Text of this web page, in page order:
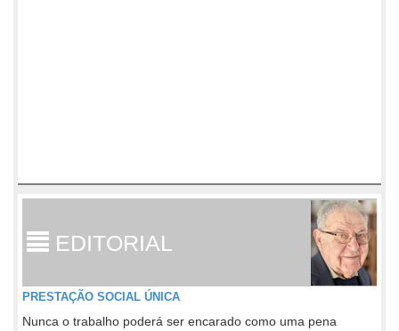
EDITORIAL
PRESTAÇÃO SOCIAL ÚNICA
Nunca o trabalho poderá ser encarado como uma pena